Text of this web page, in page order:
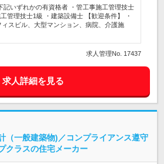
記いずれかの有資格者 ・管工事施工管理技士
管理技士1級 ・建築設備士 【歓迎条件】 ・
スビル、大型マンション、病院、介護施
求人管理No. 17437
求人詳細を見る
（一般建築物)／コンプライアンス遵守
クラスの住宅メーカー